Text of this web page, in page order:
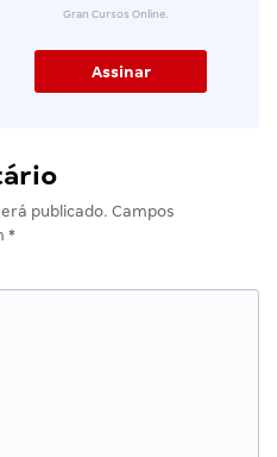
Gran Cursos Online.
publicado. Campos
*